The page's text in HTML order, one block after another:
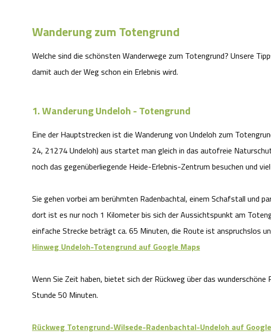
Wanderung zum Totengrund
Welche sind die schönsten Wanderwege zum Totengrund? Unsere
damit auch der Weg schon ein Erlebnis wird.
1. Wanderung Undeloh - Totengrund
Eine der Hauptstrecken ist die Wanderung von Undeloh zum
24, 21274 Undeloh) aus startet man gleich in das autofreie
noch das gegenüberliegende Heide-Erlebnis-Zentrum besuchen und
Sie gehen vorbei am berühmten Radenbachtal, einem Schafstall und
dort ist es nur noch 1 Kilometer bis sich der Aussichtspunkt am
einfache Strecke beträgt ca. 65 Minuten, die Route ist anspruchslos
Hinweg Undeloh-Totengrund auf Google Maps
Wenn Sie Zeit haben, bietet sich der Rückweg über das wunderschöne
Stunde 50 Minuten.
Rückweg Totengrund-Wilsede-Radenbachtal-Undeloh auf